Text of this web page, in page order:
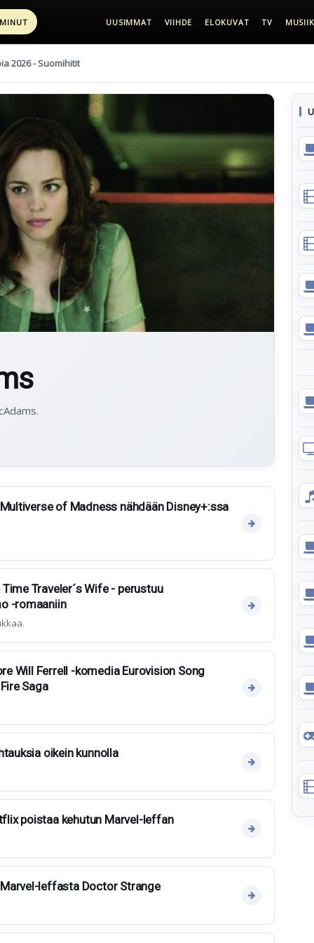
UUSIMMAT VIIHDE ELOKUVAT TV
2026 - Suomihitit
of Madness nähdään Disney+:ssa
Traveler´s Wife - perustuu
-romaaniin
Will Ferrell -komedia Eurovision Song
Saga
oikein kunnolla
poistaa kehutun Marvel-leffan
leffasta Doctor Strange